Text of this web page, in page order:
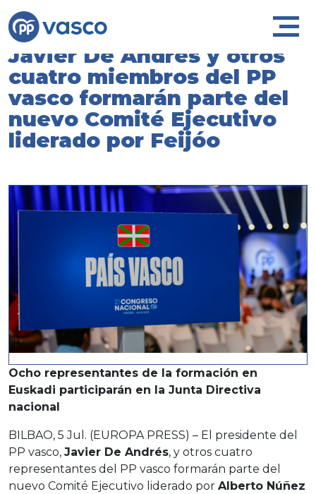
Javier De Andrés y otros
cuatro miembros del PP
vasco formarán parte del
nuevo Comité Ejecutivo
liderado por Feijóo
Ocho representantes de la formación en
Euskadi participarán en la Junta Directiva
nacional
BILBAO, 5 Jul. (EUROPA PRESS) – El presidente del
PP vasco, Javier De Andrés, y otros cuatro
representantes del PP vasco formarán parte del
nuevo Comité Ejecutivo liderado por Alberto Núñez